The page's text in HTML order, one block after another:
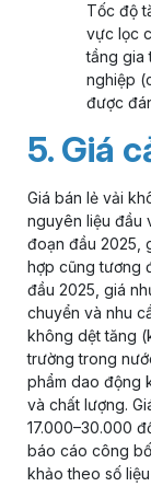
Tốc độ
vực lọc
tầng gia
nghiệp
được
5. Giá
Giá bán lẻ vải
nguyên liệu đầu
đoạn đầu 2025,
hợp cũng tương
đầu 2025, giá
chuyển và nhu
không dệt tăng
trường trong
phẩm dao động
và chất lượng.
17.000–30.000
báo cáo công
khảo theo số